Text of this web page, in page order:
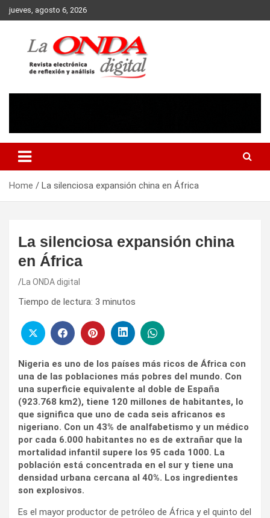
Skip
to
jueves, agosto 6, 2026
Home La silenciosa expansión china en África
La silenciosa expansión china
en África
La ONDA digital
Tiempo de lectura: 3 minutos
Nigeria es uno de los países más ricos de África con
una de las poblaciones más pobres del mundo. Con
una superficie equivalente al doble de España
(923.768 km2), tiene 120 millones de habitantes, lo
que significa que uno de cada seis africanos es
nigeriano. Con un 43% de analfabetismo y un médico
por cada 6.000 habitantes no es de extrañar que la
mortalidad infantil supere los 95 cada 1000. La
población está concentrada en el sur y tiene una
densidad urbana cercana al 40%. Los ingredientes
son explosivos.
Es el mayor productor de petróleo de África y el quinto del